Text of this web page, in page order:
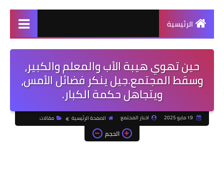
الرئيسية
حين تهوي هيبة الأب والمعلم والكبير،
وسقط المجتمع.جيل ينكر فضائل الأمس،
ويتجاهل حكمة الكبار.
اخبار المجتمع الصفحة الرئيسية مقالات
الحجم